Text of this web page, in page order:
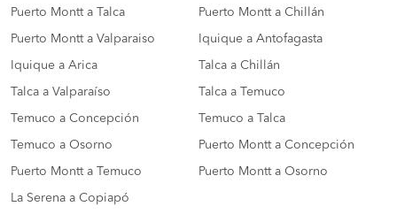
Puerto Montt a Talca Puerto Montt a Chillán
Puerto Montt a Valparaiso Iquique a Antofagasta
Iquique a Arica Talca a Chillán
Talca a Valparaíso Talca a Temuco
Temuco a Concepción Temuco a Talca
Temuco a Osorno Puerto Montt a Concepción
Puerto Montt a Temuco Puerto Montt a Osorno
La Serena a Copiapó